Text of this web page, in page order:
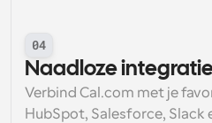
04
Naadloze
Verbind Cal.com met je
HubSpot, Salesforce,